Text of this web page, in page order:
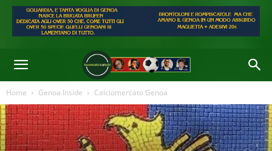
Home Genoa Inside Calciomercato Genoa